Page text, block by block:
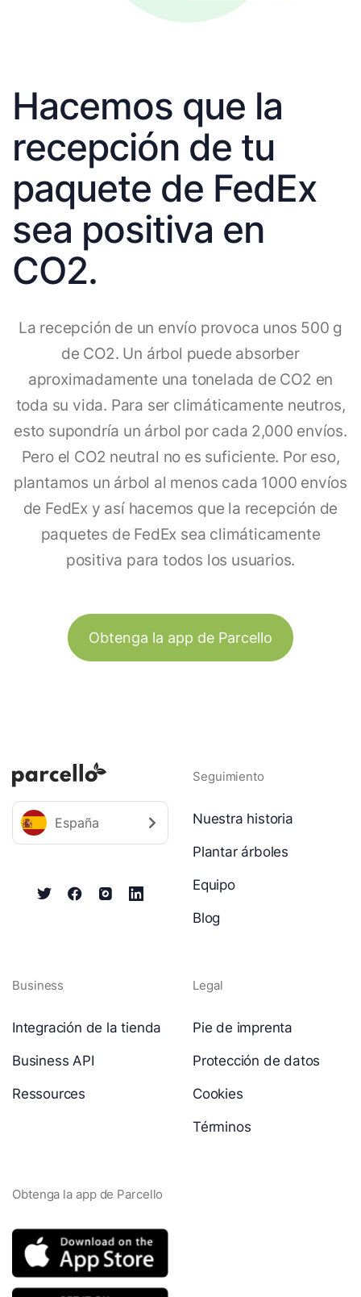
Hacemos que la
recepción de tu
paquete de FedEx
sea positiva en
CO2.
La recepción de un envío provoca unos 500 g
de CO2. Un árbol puede absorber
aproximadamente una tonelada de CO2 en
toda su vida. Para ser climáticamente neutros,
esto supondría un árbol por cada 2,000 envíos.
Pero el CO2 neutral no es suficiente. Por eso,
plantamos un árbol al menos cada 1000 envíos
de FedEx y así hacemos que la recepción de
paquetes de FedEx sea climáticamente
positiva para todos los usuarios.
Obtenga la app de Parcello
España
Seguimiento
Nuestra historia
Plantar árboles
Equipo
Blog
Business
Integración de la tienda
Business API
Ressources
Legal
Pie de imprenta
Protección de datos
Cookies
Términos
Obtenga la app de Parcello